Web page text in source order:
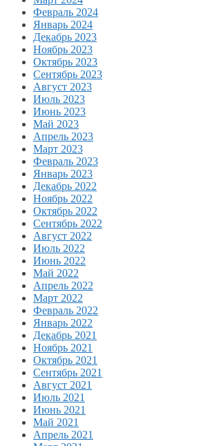
Февраль 2024
Январь 2024
Декабрь 2023
Ноябрь 2023
Октябрь 2023
Сентябрь 2023
Август 2023
Июль 2023
Июнь 2023
Май 2023
Апрель 2023
Март 2023
Февраль 2023
Январь 2023
Декабрь 2022
Ноябрь 2022
Октябрь 2022
Сентябрь 2022
Август 2022
Июль 2022
Июнь 2022
Май 2022
Апрель 2022
Март 2022
Февраль 2022
Январь 2022
Декабрь 2021
Ноябрь 2021
Октябрь 2021
Сентябрь 2021
Август 2021
Июль 2021
Июнь 2021
Май 2021
Апрель 2021